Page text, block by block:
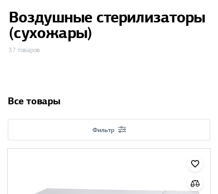
Воздушные стерилизаторы
(сухожары)
37 товаров
Все товары
Фильтр